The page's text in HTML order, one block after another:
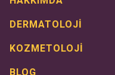
DERMATOLOJİ
KOZMETOLOJİ
BLOG